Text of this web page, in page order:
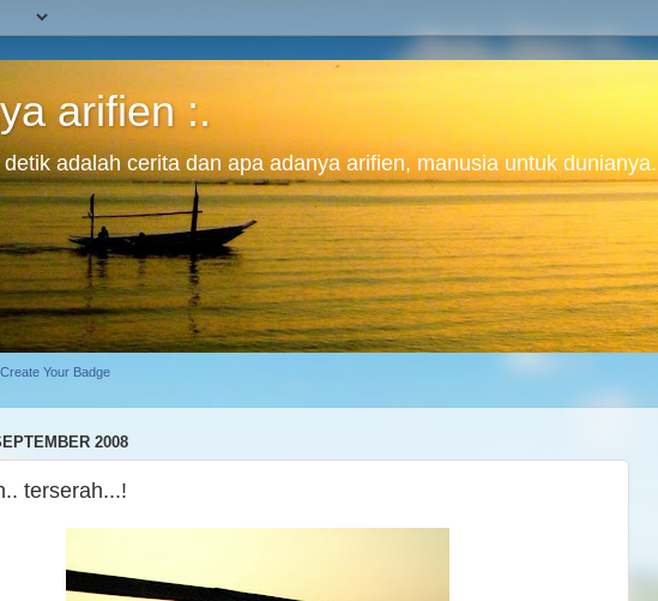
arifien :.
adalah cerita dan apa adanya arifien, manusia untuk dunianya.
Create Your Badge
2008
terserah...!